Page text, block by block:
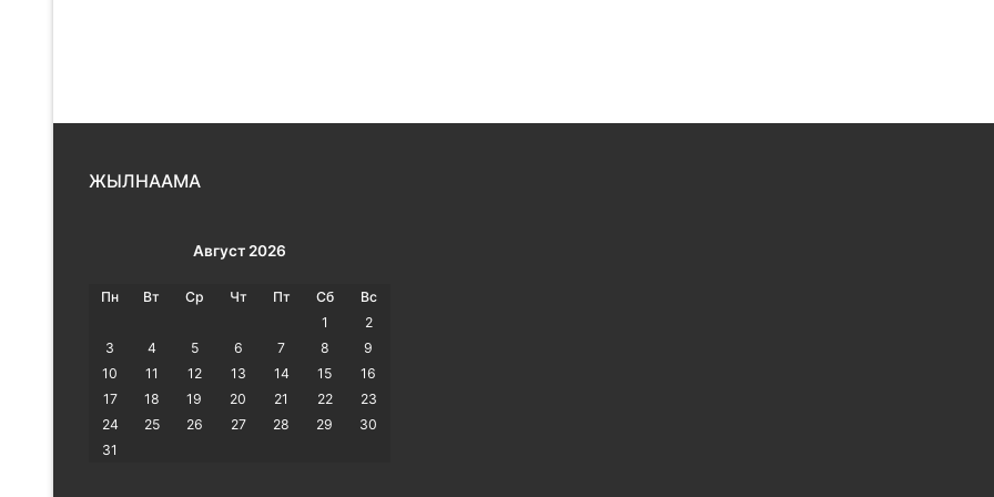
ЖЫЛНААМА
Август 2026
Пн Вт Ср Чт Пт Сб
Вс
1
2
3
4 5 6 7 8
9
10
11 12 13 14 15
16
17
18 19 20 21 22
23
24
25 26 27 28 29
30
31